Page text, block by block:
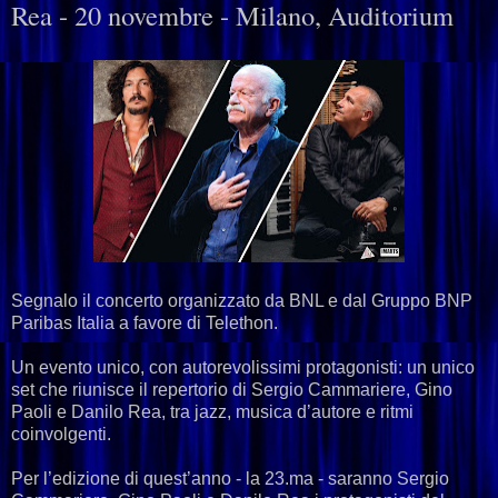
Rea - 20 novembre - Milano, Auditorium
Segnalo il concerto organizzato da BNL e dal Gruppo BNP
Paribas Italia a favore di Telethon.
Un evento unico, con autorevolissimi protagonisti: un unico
set che riunisce il repertorio di Sergio Cammariere, Gino
Paoli e Danilo Rea, tra jazz, musica d’autore e ritmi
coinvolgenti.
Per l’edizione di quest’anno - la 23.ma - saranno Sergio